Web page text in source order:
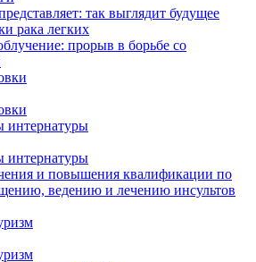
так выглядит будущее
рака легких
прорыв в борьбе со
интернатуры
интернатуры
и повышения квалификации по
ведению и лечению инсультов